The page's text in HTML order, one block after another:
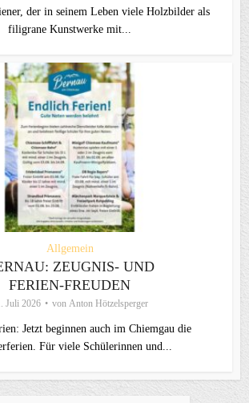
der in seinem Leben viele Holzbilder als
filigrane Kunstwerke mit...
Allgemein
ZEUGNIS- UND
FERIEN-FREUDEN
Juli 2026 von Anton Hötzelsperger
Jetzt beginnen auch im Chiemgau die
Für viele Schülerinnen und...